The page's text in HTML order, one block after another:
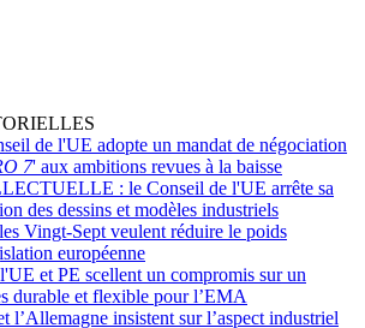
de l'UE adopte un mandat de négociation
7' aux ambitions revues à la baisse
: le Conseil de l'UE arrête sa
des dessins et modèles industriels
les Vingt-Sept veulent réduire le poids
européenne
et PE scellent un compromis sur un
durable et flexible pour l’EMA
l’Allemagne insistent sur l’aspect industriel